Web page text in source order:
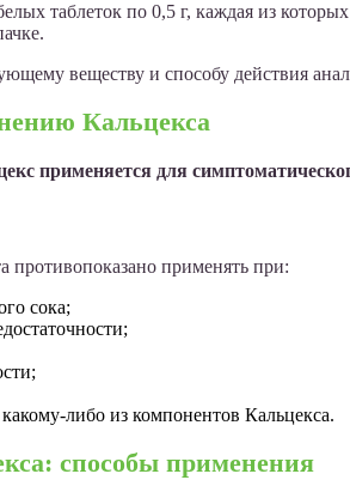
таблеток по 0,5 г, каждая из
веществу и способу действия
Кальцекса
применяется для
противопоказано применять при:
сока;
либо из компонентов Кальцекса.
способы применения